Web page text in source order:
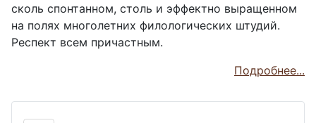
сколь спонтанном, столь и эффектно выращенном
на полях многолетних филологических штудий.
Респект всем причастным.
Подробнее...